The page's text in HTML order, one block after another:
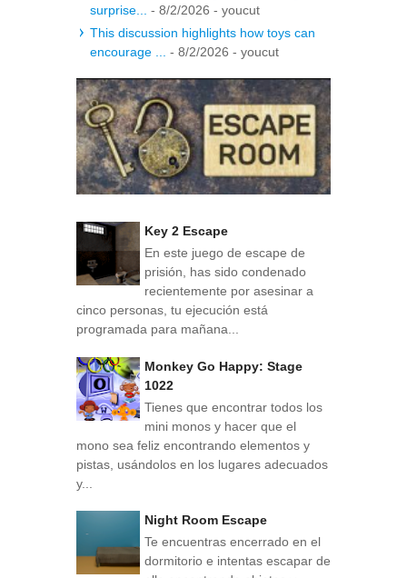
surprise... - 8/2/2026 - youcut
This discussion highlights how toys can
encourage ...
- 8/2/2026 - youcut
Key 2 Escape
En este juego de escape de
prisión, has sido condenado
recientemente por asesinar a
cinco personas, tu ejecución está
programada para mañana...
Monkey Go Happy: Stage
1022
Tienes que encontrar todos los
mini monos y hacer que el
mono sea feliz encontrando elementos y
pistas, usándolos en los lugares adecuados
y...
Night Room Escape
Te encuentras encerrado en el
dormitorio e intentas escapar de